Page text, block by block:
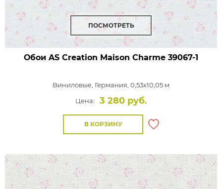
ПОСМОТРЕТЬ
Обои AS Creation Maison Charme 39067-1
Виниловые, Германия, 0,53x10,05 м
Цена:
3 280 руб.
В КОРЗИНУ